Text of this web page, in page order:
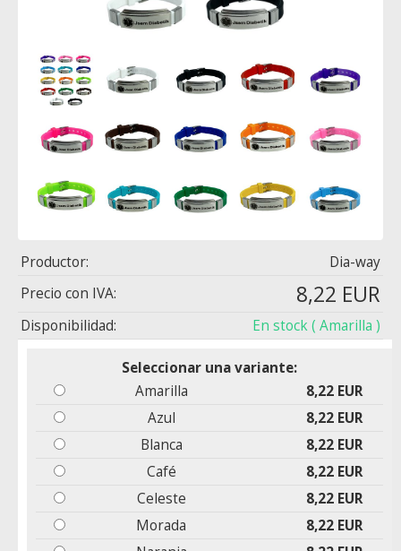
Productor:
Dia-way
Precio con IVA:
8,22 EUR
Disponibilidad: En stock( Amarilla )
Seleccionar una variante:
Amarilla
8,22 EUR
Azul
8,22 EUR
Blanca
8,22 EUR
Café
8,22 EUR
Celeste
8,22 EUR
Morada
8,22 EUR